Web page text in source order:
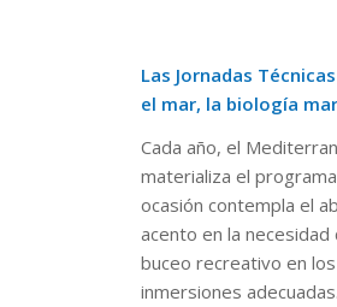
Las Jornadas
el mar, la biología
Cada año, el
materializa el
ocasión contempla el
acento en la
buceo recreativo en
inmersiones